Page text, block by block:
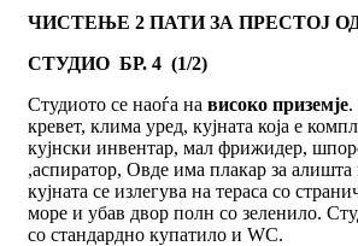
ЧИСТЕЊЕ 2 ПАТИ ЗА ПРЕСТОЈ
СТУДИО БР. 4 (1/2)
Студиото се наоѓа на високо приземје.
кревет, клима уред, кујната која е
кујнски инвентар, мал фрижидер,
,аспиратор, Овде има плакар за
кујната се излегува на тераса со
море и убав двор полн со зеленило.
со стандардно купатило и WC.